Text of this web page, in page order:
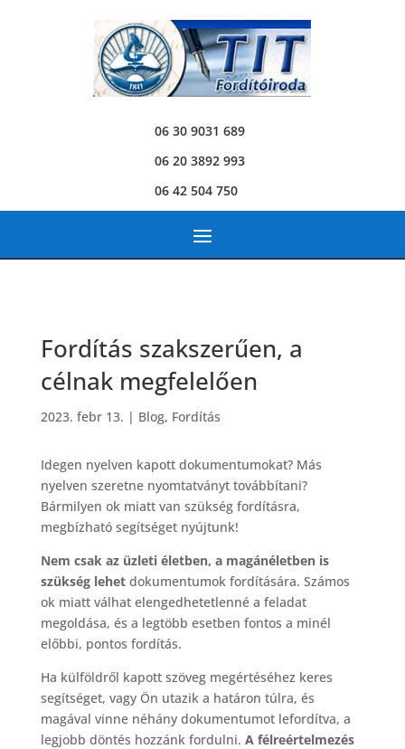
06 30 9031 689
06 20 3892 993
06 42 504 750
Fordítás szakszerűen, a
célnak megfelelően
2023. febr 13. | Blog, Fordítás
Idegen nyelven kapott dokumentumokat? Más
nyelven szeretne nyomtatványt továbbítani?
Bármilyen ok miatt van szükség fordításra,
megbízható segítséget nyújtunk!
Nem csak az üzleti életben, a magánéletben is
szükség lehetdokumentumok fordítására. Számos
ok miatt válhat elengedhetetlenné a feladat
megoldása, és a legtöbb esetben fontos a minél
előbbi, pontos fordítás.
Ha külföldről kapott szöveg megértéséhez keres
segítséget, vagy Ön utazik a határon túlra, és
magával vinne néhány dokumentumot lefordítva, a
legjobb döntés hozzánk fordulni. A félreértelmezés